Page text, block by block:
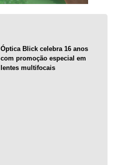
Óptica Blick celebra 16 anos
com promoção especial em
lentes multifocais